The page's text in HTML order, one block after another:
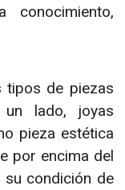
conocimiento,
tipos de piezas
un lado, joyas
pieza estética
por encima del
su condición de